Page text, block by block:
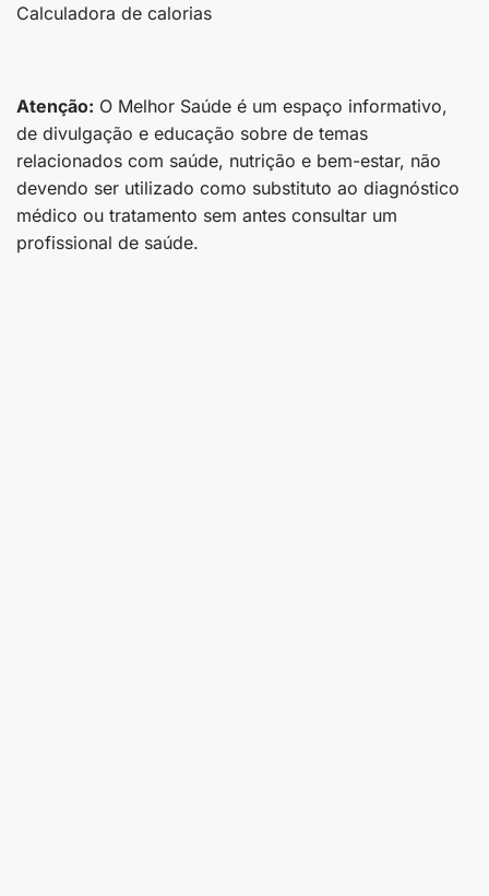
Calculadora de calorias
Atenção: O Melhor Saúde é um espaço informativo,
de divulgação e educação sobre de temas
relacionados com saúde, nutrição e bem-estar, não
devendo ser utilizado como substituto ao diagnóstico
médico ou tratamento sem antes consultar um
profissional de saúde.